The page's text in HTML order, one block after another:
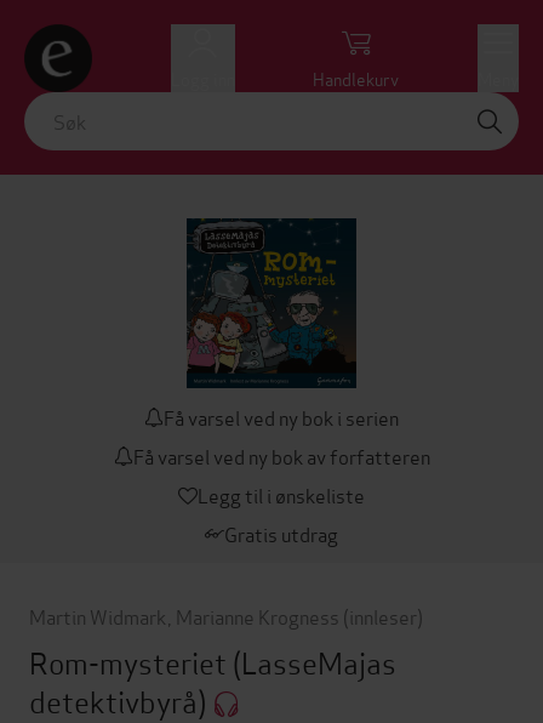
Handlekurv
Få varsel ved ny bok i serien
Få varsel ved ny bok av forfatteren
Legg til i ønskeliste
Gratis utdrag
Martin Widmark Marianne Krogness (innleser)
Rom-mysteriet (LasseMajas
detektivbyrå)